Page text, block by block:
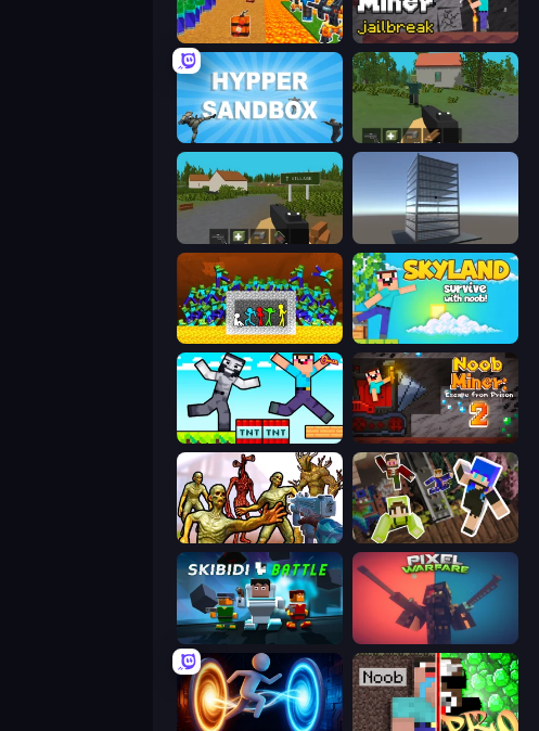
Noob Tower Defense Noob Miner: Escape From Prison
Hypper Sandbox WorldZ
ZombieCraft.io Craft 3D
Stick Fighter vs Zombies Skyland Survive With Noob!
Noob Gigachad: Parkour Tricks Challenge Noob Miner 2: Escape From Prison
Monster Shooter Apocalypse Only Up Craft
Skibidi Battle Pixel Warfare